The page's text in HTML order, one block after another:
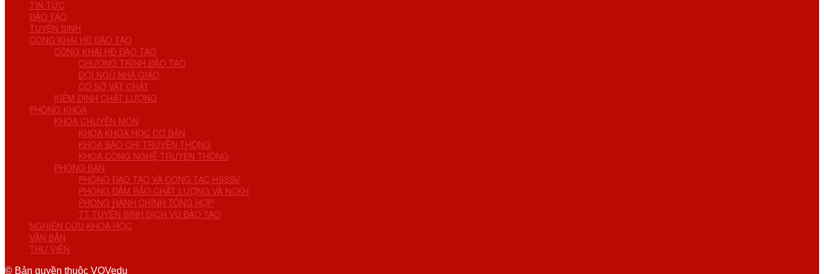
TIN TỨC
ĐÀO TẠO
TUYỂN SINH
CÔNG KHAI HĐ ĐÀO TẠO
CÔNG KHAI HĐ ĐÀO TẠO
CHƯƠNG TRÌNH ĐÀO TẠO
ĐỘI NGŨ NHÀ GIÁO
CƠ SỞ VẬT CHẤT
KIỂM ĐỊNH CHẤT LƯỢNG
PHÒNG KHOA
KHOA CHUYÊN MÔN
KHOA KHOA HỌC CƠ BẢN
KHOA BÁO CHÍ TRUYỀN THÔNG
KHOA CÔNG NGHỆ TRUYỀN THÔNG
PHÒNG BAN
PHÒNG ĐÀO TẠO VÀ CÔNG TÁC HSSSV
PHÒNG ĐẢM BẢO CHẤT LƯỢNG VÀ NCKH
PHÒNG HÀNH CHÍNH TỔNG HỢP
TT TUYỂN SINH DỊCH VỤ ĐÀO TẠO
NGHIÊN CỨU KHOA HỌC
VĂN BẢN
THƯ VIỆN
© Bản quyền thuộc VOVedu